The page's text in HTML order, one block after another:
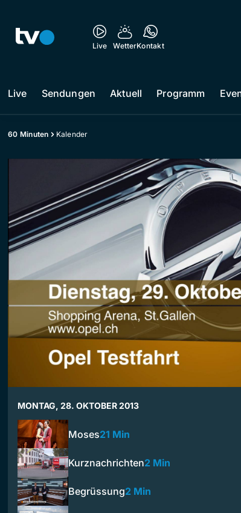
Live WetterKontakt
Live Sendungen Aktuell Programm
60 Minuten Kalender
MONTAG, 28. OKTOBER 2013
Moses21 Min
Kurznachrichten2 Min
Begrüssung2 Min